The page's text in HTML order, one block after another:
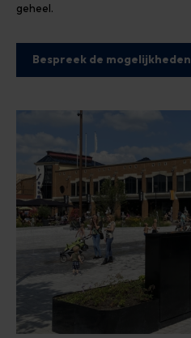
geheel.
Bespreek de mogelijkheden